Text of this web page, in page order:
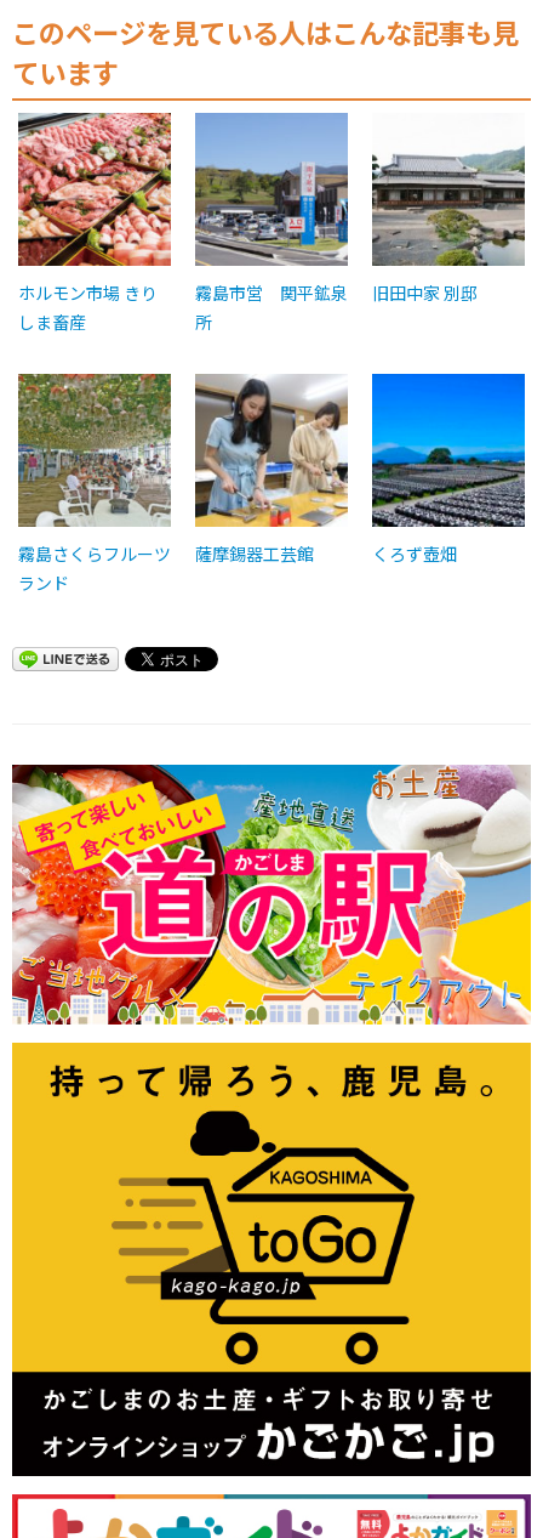
このページを見ている人はこんな記事も見
ています
ホルモン市場 きり
しま畜産
霧島市営 関平鉱泉
所
旧田中家 別邸
霧島さくらフルーツ
ランド
薩摩錫器工芸館 くろず壺畑